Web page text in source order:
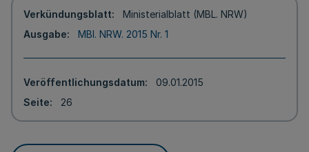
Verkündungsblatt
Ministerialblatt (MBL. NRW)
Ausgabe
MBl. NRW. 2015 Nr. 1
Veröffentlichungsdatum
09.01.2015
Seite
26